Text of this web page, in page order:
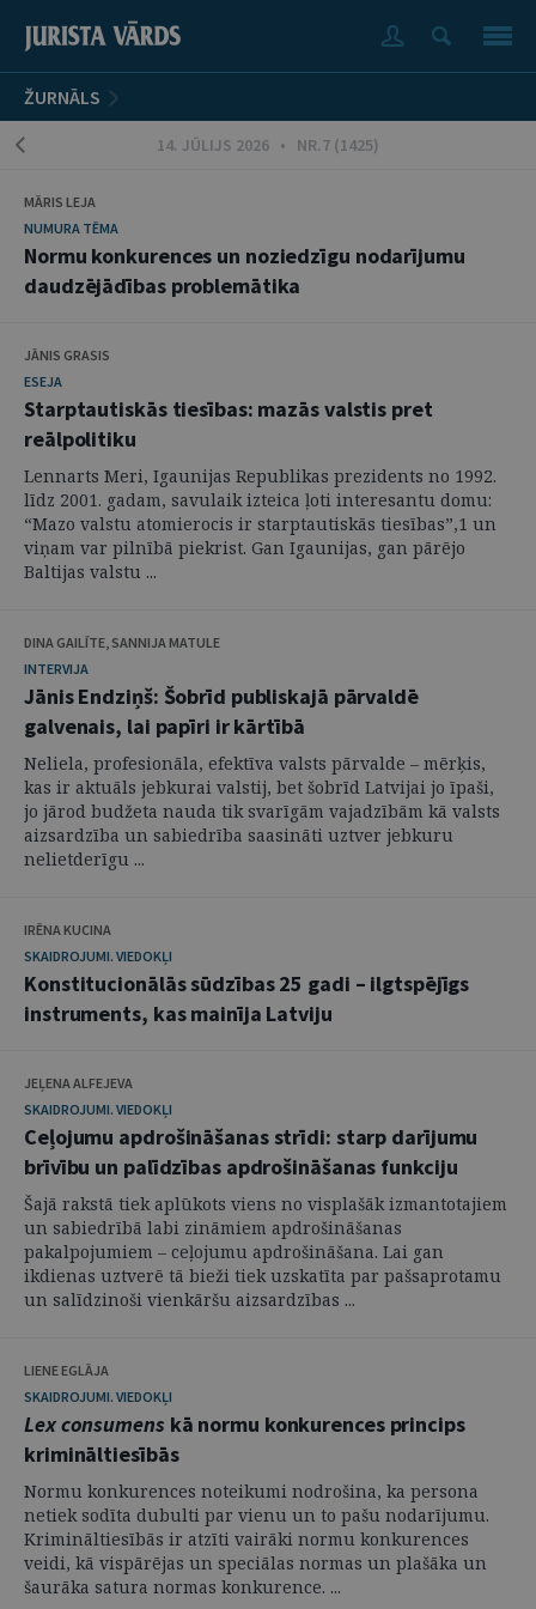
ŽURNĀLS
14. JŪLIJS 2026 • NR.7 (1425)
MĀRIS LEJA
NUMURA TĒMA
Normu konkurences un noziedzīgu nodarījumu
daudzējādības problemātika
JĀNIS GRASIS
ESEJA
Starptautiskās tiesības: mazās valstis pret
reālpolitiku
Lennarts Meri, Igaunijas Republikas prezidents no 1992.
līdz 2001. gadam, savulaik izteica ļoti interesantu domu:
“Mazo valstu atomierocis ir starptautiskās tiesības”,1 un
viņam var pilnībā piekrist. Gan Igaunijas, gan pārējo
Baltijas valstu ...
DINA GAILĪTE, SANNIJA MATULE
INTERVIJA
Jānis Endziņš: Šobrīd publiskajā pārvaldē
galvenais, lai papīri ir kārtībā
Neliela, profesionāla, efektīva valsts pārvalde – mērķis,
kas ir aktuāls jebkurai valstij, bet šobrīd Latvijai jo īpaši,
jo jārod budžeta nauda tik svarīgām vajadzībām kā valsts
aizsardzība un sabiedrība saasināti uztver jebkuru
nelietderīgu ...
IRĒNA KUCINA
SKAIDROJUMI. VIEDOKĻI
Konstitucionālās sūdzības 25 gadi – ilgtspējīgs
instruments, kas mainīja Latviju
JEĻENA ALFEJEVA
SKAIDROJUMI. VIEDOKĻI
Ceļojumu apdrošināšanas strīdi: starp darījumu
brīvību un palīdzības apdrošināšanas funkciju
Šajā rakstā tiek aplūkots viens no visplašāk izmantotajiem
un sabiedrībā labi zināmiem apdrošināšanas
pakalpojumiem – ceļojumu apdrošināšana. Lai gan
ikdienas uztverē tā bieži tiek uzskatīta par pašsaprotamu
un salīdzinoši vienkāršu aizsardzības ...
LIENE EGLĀJA
SKAIDROJUMI. VIEDOKĻI
Lex consumenskā normu konkurences princips
krimināltiesībās
Normu konkurences noteikumi nodrošina, ka persona
netiek sodīta dubulti par vienu un to pašu nodarījumu.
Krimināltiesībās ir atzīti vairāki normu konkurences
veidi, kā vispārējas un speciālas normas un plašāka un
šaurāka satura normas konkurence. ...